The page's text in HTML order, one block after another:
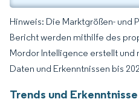
Hinweis: Die Marktgrößen- und
Bericht werden mithilfe des
Mordor Intelligence erstellt
Daten und Erkenntnissen bis
Trends und